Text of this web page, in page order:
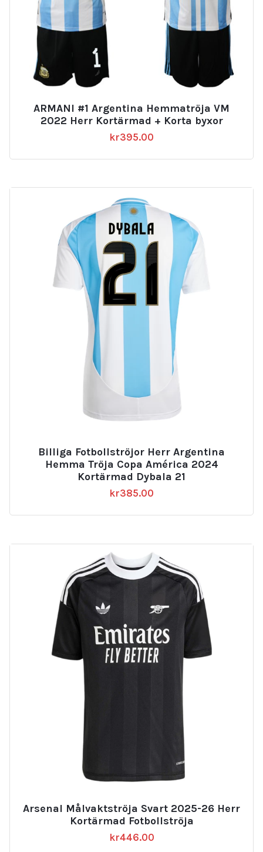
ARMANI #1 Argentina Hemmatröja VM
2022 Herr Kortärmad + Korta byxor
kr395.00
Billiga Fotbollströjor Herr Argentina
Hemma Tröja Copa América 2024
Kortärmad Dybala 21
kr385.00
Arsenal Målvaktströja Svart 2025-26 Herr
Kortärmad Fotbollströja
kr446.00